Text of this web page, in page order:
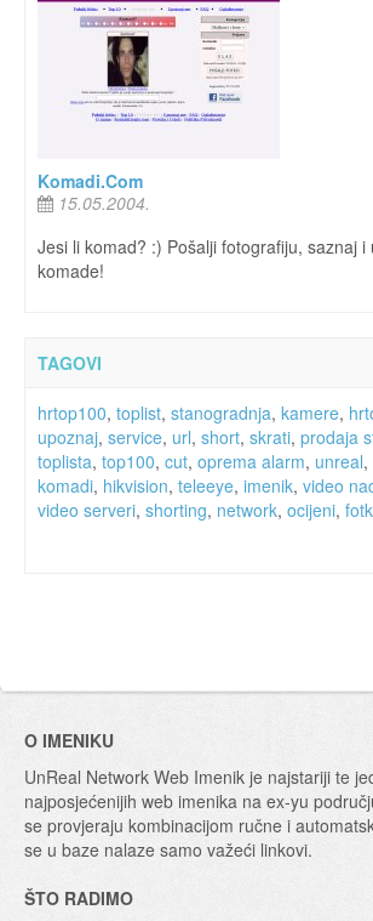
Komadi.Com
15.05.2004.
Jesi li komad? :) Pošalji fotografiju, saznaj
komade!
TAGOVI
hrtop100, toplist, stanogradnja, kamere,
upoznaj, service, url, short, skrati, prodaja
toplista, top100, cut, oprema alarm, unreal,
komadi, hikvision, teleeye, imenik, video
video serveri, shorting, network, ocijeni,
O IMENIKU
UnReal Network Web Imenik je najstariji te
najposjećenijih web imenika na ex-yu
se provjeraju kombinacijom ručne i
se u baze nalaze samo važeći linkovi.
ŠTO RADIMO